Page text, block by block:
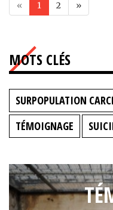
« 1 2 »
MOTS CLÉS
SURPOPULATION
TÉMOIGNAGE